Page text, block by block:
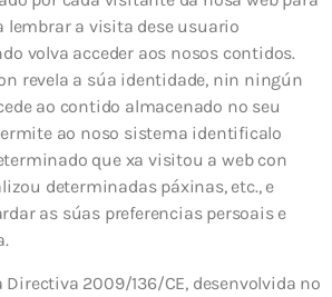
lembrar a visita dese usuario
volva acceder aos nosos contidos.
revela a súa identidade, nin ningún
ao contido almacenado no seu
ao noso sistema identificalo
que xa visitou a web con
determinadas páxinas, etc., e
as súas preferencias persoais e
2009/136/CE, desenvolvida no